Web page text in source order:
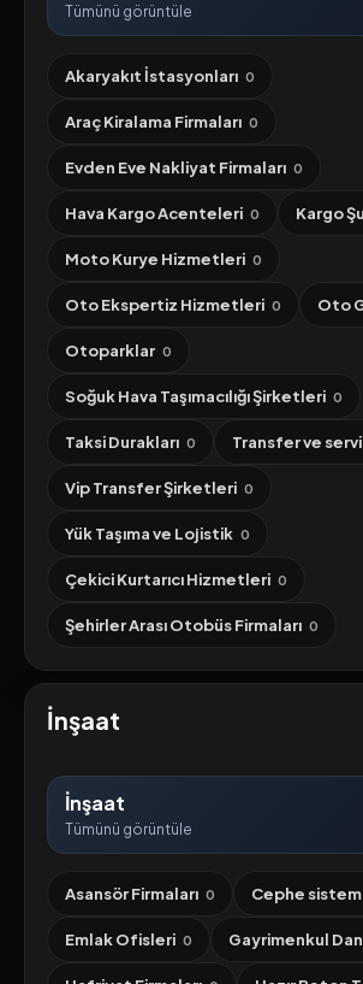
Tümünü görüntüle
Akaryakıt İstasyonları 0
Araç Kiralama Firmaları 0
Evden Eve Nakliyat Firmaları 0
Hava Kargo Acenteleri 0 Kargo
Moto Kurye Hizmetleri 0
Oto Ekspertiz Hizmetleri 0 Oto
Otoparklar 0
Soğuk Hava Taşımacılığı Şirketleri 0
Taksi Durakları 0 Transfer ve
Vip Transfer Şirketleri 0
Yük Taşıma ve Lojistik 0
Çekici Kurtarıcı Hizmetleri 0
Şehirler Arası Otobüs Firmaları 0
İnşaat
İnşaat
Tümünü görüntüle
Asansör Firmaları 0 Cephe
Emlak Ofisleri 0 Gayrimenkul